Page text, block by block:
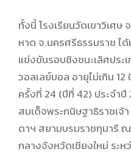
ทั้งนี้ โรงเรียนวัดเขาวิเศษ
หาด จ.นครศรีธรรมราช ไ
แข่งขันรอบชิงชนะเลิศประ
วอลเลย์บอล อายุไม่เกิน
ครั้งที่ 24 (ปีที่ 42) ประจำ
สมเด็จพระกนิษฐาธิราชเจ้
ดาฯ สยามบรมราชกุมารี
กลางจังหวัดเชียงใหม่ ระ